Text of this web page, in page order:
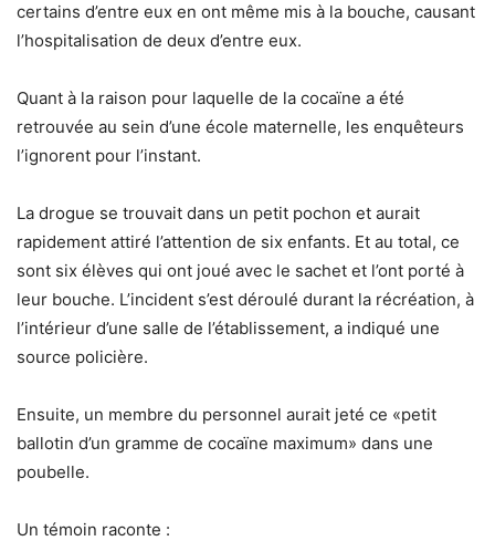
certains d’entre eux en ont même mis à la bouche, causant
l’hospitalisation de deux d’entre eux.
Quant à la raison pour laquelle de la cocaïne a été
retrouvée au sein d’une école maternelle, les enquêteurs
l’ignorent pour l’instant.
La drogue se trouvait dans un petit pochon et aurait
rapidement attiré l’attention de six enfants. Et au total, ce
sont six élèves qui ont joué avec le sachet et l’ont porté à
leur bouche. L’incident s’est déroulé durant la récréation, à
l’intérieur d’une salle de l’établissement, a indiqué une
source policière.
Ensuite, un membre du personnel aurait jeté ce «petit
ballotin d’un gramme de cocaïne maximum» dans une
poubelle.
Un témoin raconte :